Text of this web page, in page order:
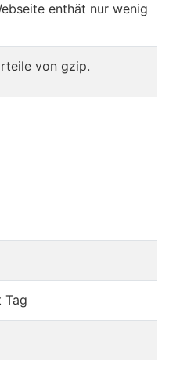
enthät nur wenig
von gzip.
Tag